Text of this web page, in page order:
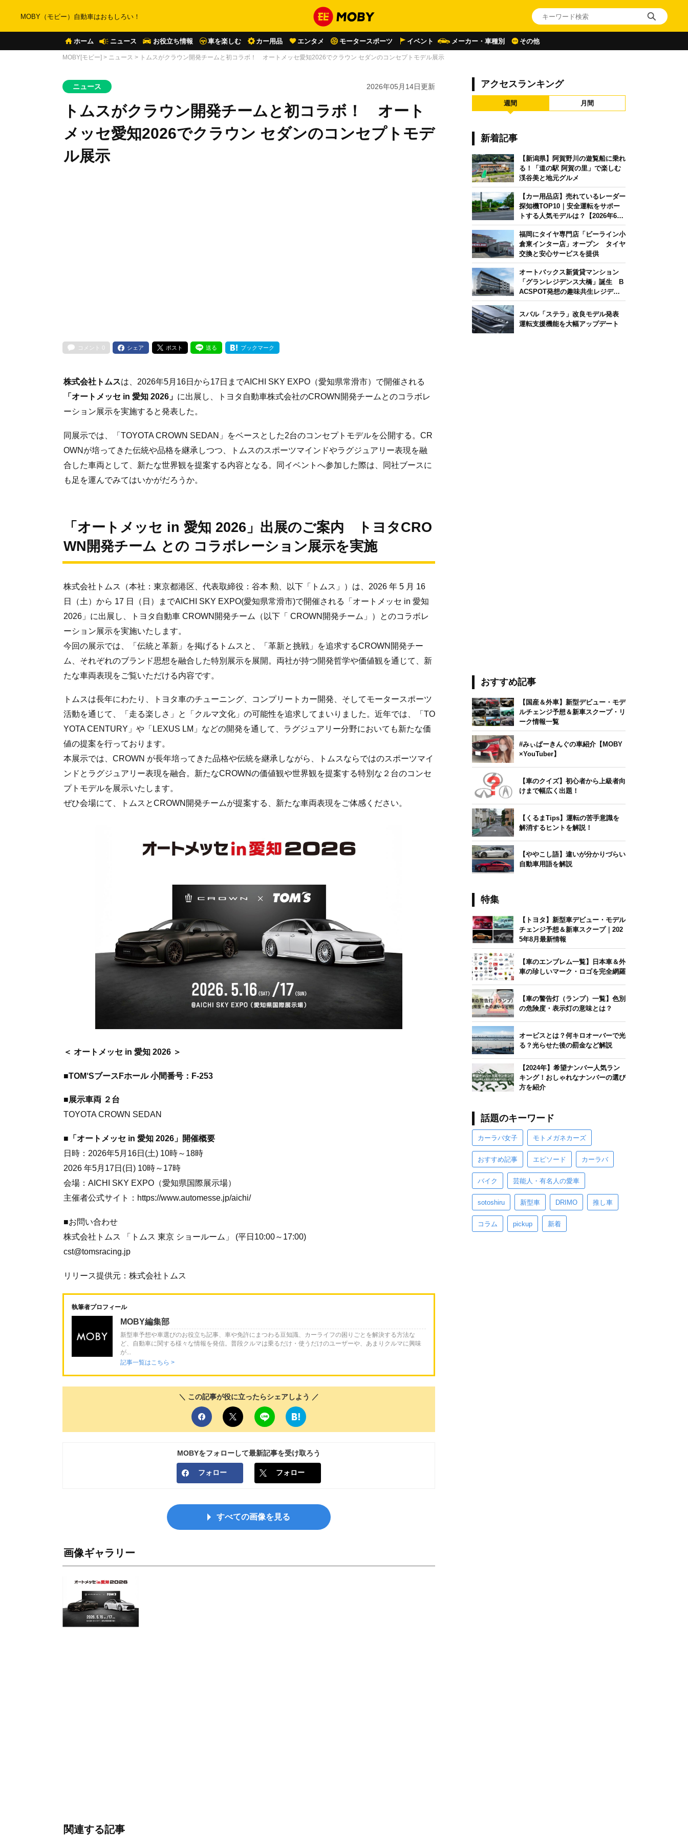
MOBY（モビー）自動車はおもしろい！
ホーム ニュース お役立ち情報 車を楽しむ カー用品 エンタメ モータースポーツ イベント メーカー・車種別 その他
MOBY[モビー] > ニュース > トムスがクラウン開発チームと初コラボ！ オートメッセ愛知2026でクラウン セダンのコンセプトモデル展示
ニュース 2026年05月14日更新
トムスがクラウン開発チームと初コラボ！ オート
メッセ愛知2026でクラウン セダンのコンセプトモデ
ル展示
コメント 0 シェア ポスト 送る ブックマーク
株式会社トムスは、2026年5月16日から17日までAICHI SKY EXPO（愛知県常滑市）で開催される
「オートメッセ in 愛知 2026」 に出展し、トヨタ自動車株式会社のCROWN開発チームとのコラボレ
ーション展示を実施すると発表した。
同展示では、「TOYOTA CROWN SEDAN」をベースとした2台のコンセプトモデルを公開する。CR
OWNが培ってきた伝統や品格を継承しつつ、トムスのスポーツマインドやラグジュアリー表現を融
合した車両として、新たな世界観を提案する内容となる。同イベントへ参加した際は、同社ブースに
も足を運んでみてはいかがだろうか。
「オートメッセ in 愛知 2026」出展のご案内 トヨタCRO
WN開発チーム との コラボレーション展示を実施
株式会社トムス（本社：東京都港区、代表取締役：谷本 勲、以下「トムス」）は、2026 年 5 月 16
日（土）から 17 日（日）までAICHI SKY EXPO(愛知県常滑市)で開催される「オートメッセ in 愛知
2026」に出展し、トヨタ自動車 CROWN開発チーム（以下「 CROWN開発チーム」）とのコラボレ
ーション展示を実施いたします。
今回の展示では、「伝統と革新」を掲げるトムスと、「革新と挑戦」を追求するCROWN開発チー
ム、それぞれのブランド思想を融合した特別展示を展開。両社が持つ開発哲学や価値観を通じて、新
たな車両表現をご覧いただける内容です。
トムスは長年にわたり、トヨタ車のチューニング、コンプリートカー開発、そしてモータースポーツ
活動を通じて、「走る楽しさ」と「クルマ文化」の可能性を追求してまいりました。近年では、「TO
YOTA CENTURY」や「LEXUS LM」などの開発を通して、ラグジュアリー分野においても新たな価
値の提案を行っております。
本展示では、CROWN が長年培ってきた品格や伝統を継承しながら、トムスならではのスポーツマイ
ンドとラグジュアリー表現を融合。新たなCROWNの価値観や世界観を提案する特別な２台のコンセ
プトモデルを展示いたします。
ぜひ会場にて、トムスとCROWN開発チームが提案する、新たな車両表現をご体感ください。
＜ オートメッセ in 愛知 2026 ＞
■TOM‘SブースFホール 小間番号：F-253
■展示車両 ２台
TOYOTA CROWN SEDAN
■「オートメッセ in 愛知 2026」開催概要
日時：2026年5月16日(土) 10時～18時
2026 年5月17日(日) 10時～17時
会場：AICHI SKY EXPO（愛知県国際展示場）
主催者公式サイト：https://www.automesse.jp/aichi/
■お問い合わせ
株式会社トムス 「トムス 東京 ショールーム」 (平日10:00～17:00)
cst@tomsracing.jp
リリース提供元：株式会社トムス
執筆者プロフィール
MOBY編集部
新型車予想や車選びのお役立ち記事、車や免許にまつわる豆知識、カーライフの困りごとを解決する方法な
ど、自動車に関する様々な情報を発信。普段クルマは乗るだけ・使うだけのユーザーや、あまりクルマに興味
が...
記事一覧はこちら >
＼ この記事が役に立ったらシェアしよう ／
MOBYをフォローして最新記事を受け取ろう
フォロー フォロー
すべての画像を見る
画像ギャラリー
関連する記事
アクセスランキング
週間 月間
新着記事
【新潟県】阿賀野川の遊覧船に乗れ
る！「道の駅 阿賀の里」で楽しむ
渓谷美と地元グルメ
【カー用品店】売れているレーダー
探知機TOP10｜安全運転をサポー
トする人気モデルは？【2026年6月
版】
福岡にタイヤ専門店「ビーライン小
倉東インター店」オープン タイヤ
交換と安心サービスを提供
オートバックス新賃貸マンション
「グランレジデンス大橋」誕生 B
ACSPOT発想の趣味共生レジデン
ス
スバル「ステラ」改良モデル発表
運転支援機能を大幅アップデート
おすすめ記事
【国産＆外車】新型デビュー・モデ
ルチェンジ予想＆新車スクープ・リ
ーク情報一覧
#みぃぱーきんぐの車紹介【MOBY
×YouTuber】
【車のクイズ】初心者から上級者向
けまで幅広く出題！
【くるまTips】運転の苦手意識を
解消するヒントを解説！
【ややこし語】違いが分かりづらい
自動車用語を解説
特集
【トヨタ】新型車デビュー・モデル
チェンジ予想＆新車スクープ｜202
5年8月最新情報
【車のエンブレム一覧】日本車＆外
車の珍しいマーク・ロゴを完全網羅
【車の警告灯（ランプ）一覧】色別
の危険度・表示灯の意味とは？
オービスとは？何キロオーバーで光
る？光らせた後の罰金など解説
【2024年】希望ナンバー人気ラン
キング！おしゃれなナンバーの選び
方を紹介
話題のキーワード
カーラバ女子 モトメガネカーズ
おすすめ記事 エピソード カーラバ
バイク 芸能人・有名人の愛車
sotoshiru 新型車 DRIMO 推し車
コラム pickup 新着